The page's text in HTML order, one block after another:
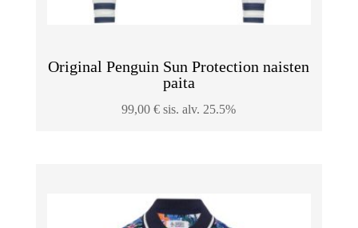
Original Penguin Sun Protection naisten
paita
99,00€ sis. alv. 25.5%